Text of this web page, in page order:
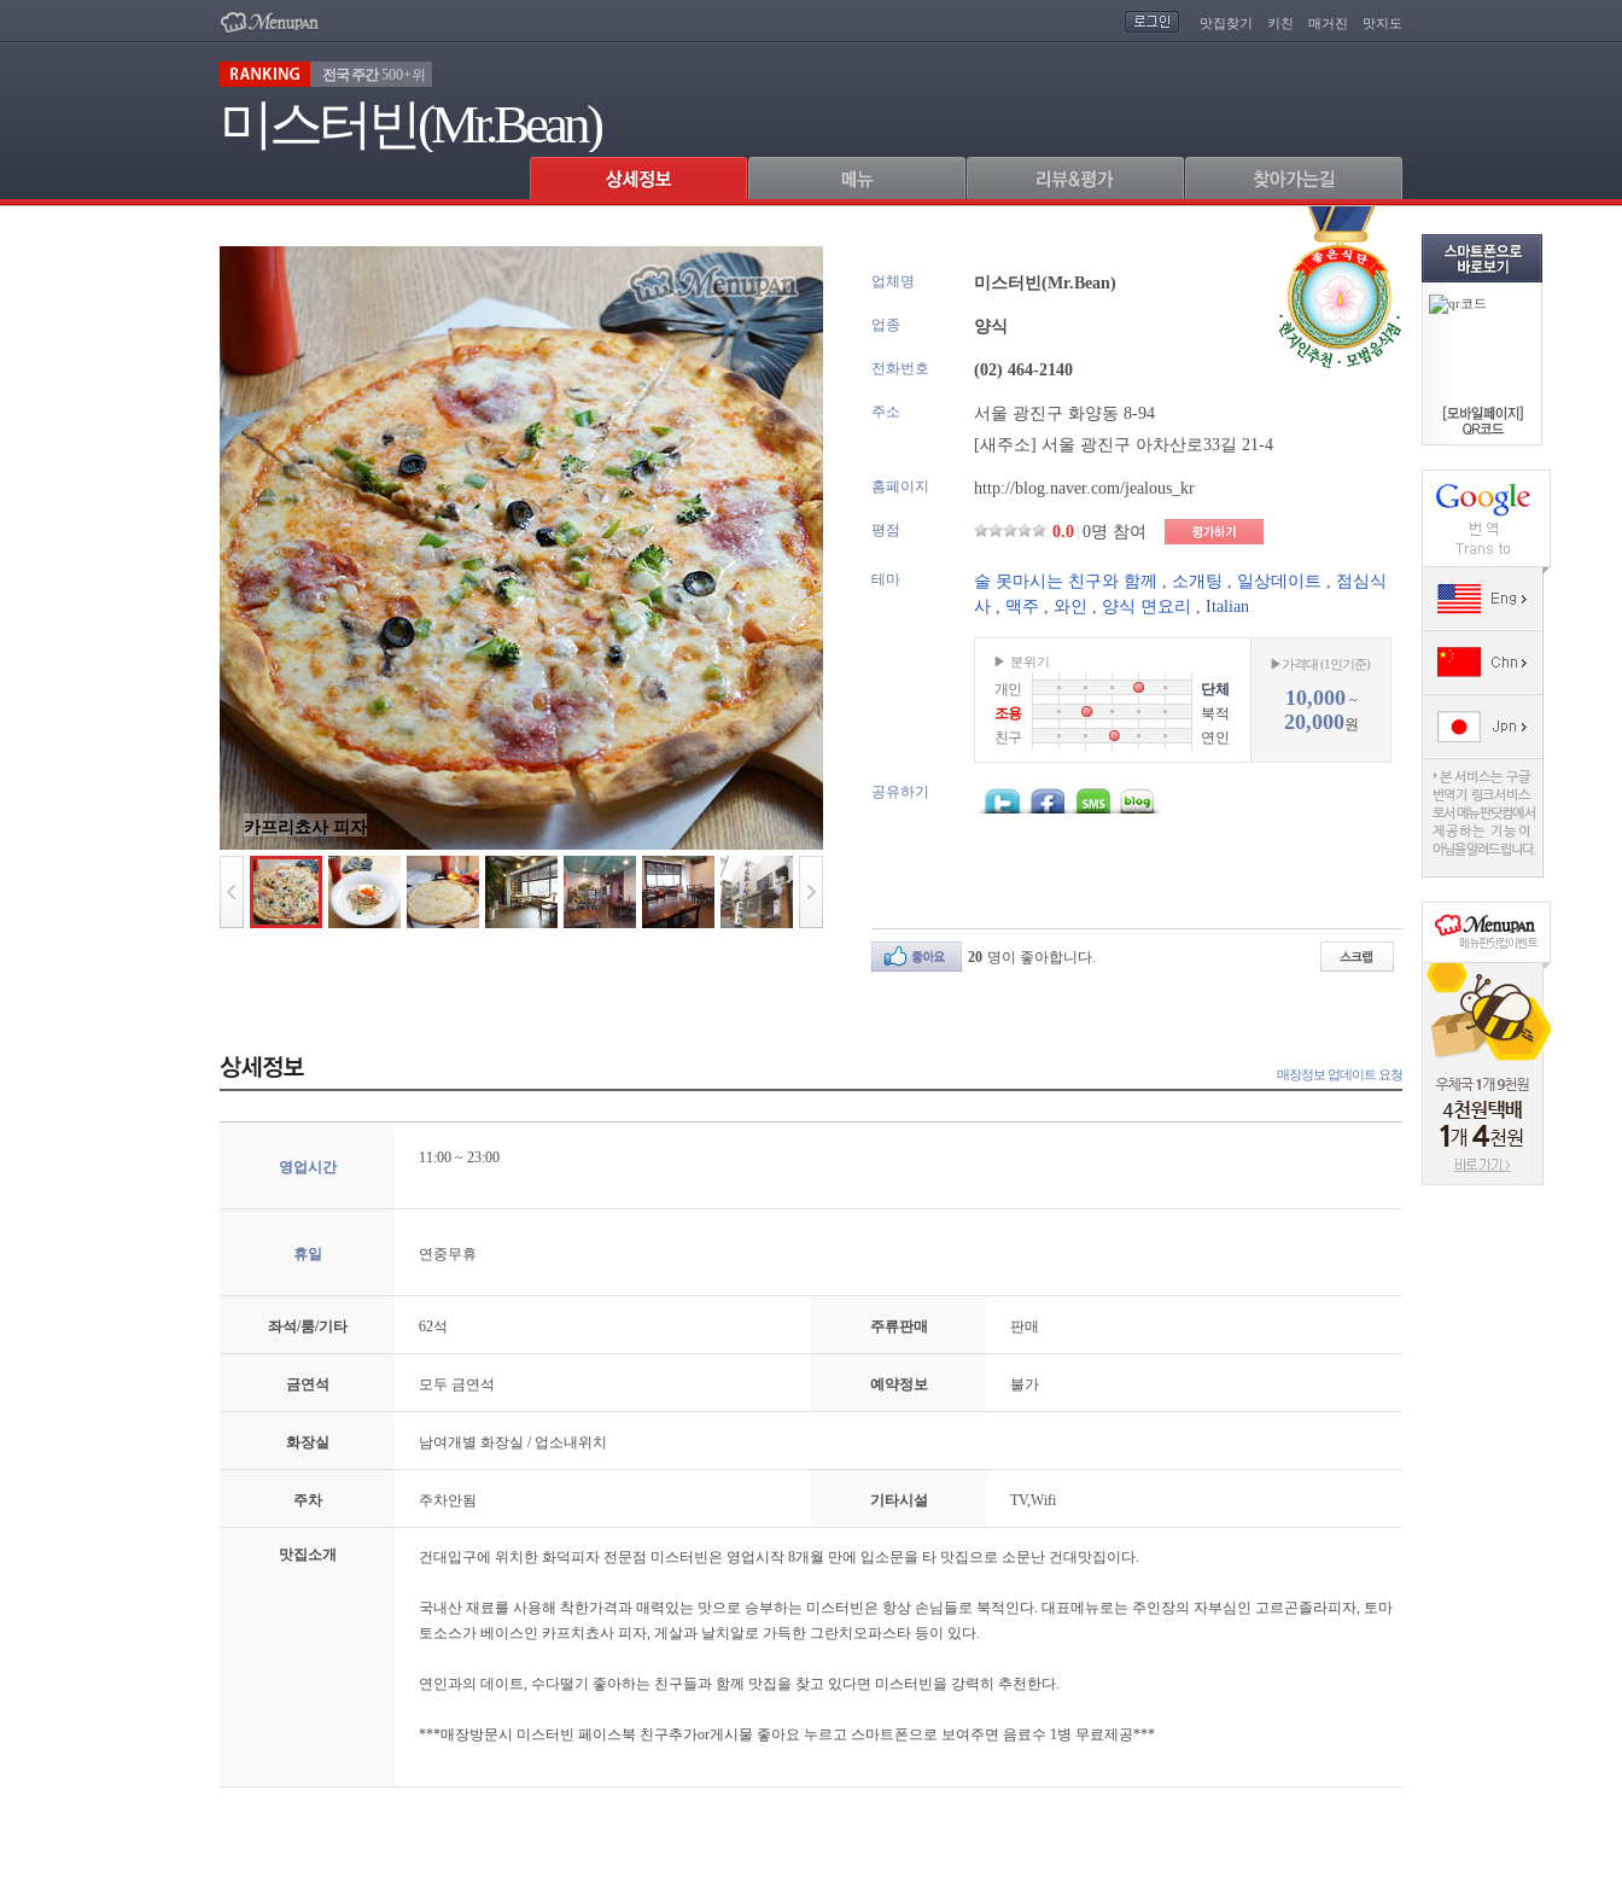
맛집찾기 키친 매거진 맛지도
전국 주간500+위
미스터빈(Mr.Bean)
카프리쵸사 피자
업체명 미스터빈(Mr.Bean)
업종 양식
전화번호 (02) 464-2140
주소
서울 광진구 화양동 8-94
[새주소] 서울 광진구 아차산로33길 21-4
홈페이지 http://blog.naver.com/jealous_kr
평점 0.0 0명 참여
테마 술 못마시는 친구와 함께 , 소개팅 , 일상데이트 , 점심식
사 , 맥주 , 와인 , 양식 면요리 , Italian
▶ 분위기
개인
단체
조용
북적
친구
연인
▶가격대 (1인기준)
10,000~
20,000원
공유하기
20 명이 좋아합니다.
매장정보 업데이트 요청
영업시간
11:00 ~ 23:00
휴일 연중무휴
좌석/룸/기타 62석 주류판매 판매
금연석 모두 금연석 예약정보 불가
화장실 남여개별 화장실 / 업소내위치
주차 주차안됨 기타시설 TV,Wifi
맛집소개 건대입구에 위치한 화덕피자 전문점 미스터빈은 영업시작 8개월 만에 입소문을 타 맛집으로 소문난 건대맛집이다.
국내산 재료를 사용해 착한가격과 매력있는 맛으로 승부하는 미스터빈은 항상 손님들로 북적인다. 대표메뉴로는 주인장의 자부심인 고르곤졸라피자, 토마
토소스가 베이스인 카프치쵸사 피자, 게살과 날치알로 가득한 그란치오파스타 등이 있다.
연인과의 데이트, 수다떨기 좋아하는 친구들과 함께 맛집을 찾고 있다면 미스터빈을 강력히 추천한다.
***매장방문시 미스터빈 페이스북 친구추가or게시물 좋아요 누르고 스마트폰으로 보여주면 음료수 1병 무료제공***